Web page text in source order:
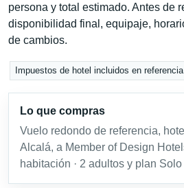
persona y total estimado. Antes de
disponibilidad final, equipaje,
de cambios.
Impuestos de hotel incluidos en referencia
Lo que compras
Vuelo redondo de referencia,
Alcalá, a Member of Design
habitación · 2 adultos y plan